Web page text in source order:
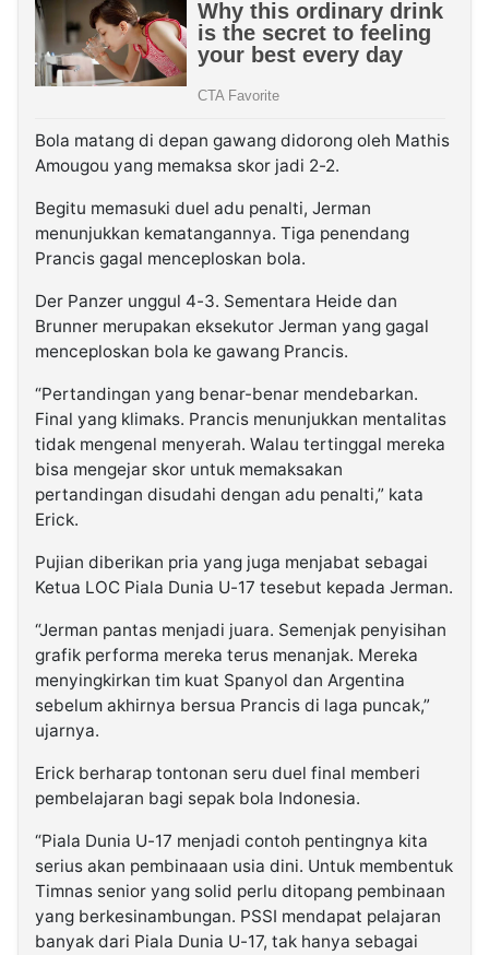
Bola matang di depan gawang didorong oleh Mathis
Amougou yang memaksa skor jadi 2-2.
Begitu memasuki duel adu penalti, Jerman
menunjukkan kematangannya. Tiga penendang
Prancis gagal menceploskan bola.
Der Panzer unggul 4-3. Sementara Heide dan
Brunner merupakan eksekutor Jerman yang gagal
menceploskan bola ke gawang Prancis.
“Pertandingan yang benar-benar mendebarkan.
Final yang klimaks. Prancis menunjukkan mentalitas
tidak mengenal menyerah. Walau tertinggal mereka
bisa mengejar skor untuk memaksakan
pertandingan disudahi dengan adu penalti,” kata
Erick.
Pujian diberikan pria yang juga menjabat sebagai
Ketua LOC Piala Dunia U-17 tesebut kepada Jerman.
“Jerman pantas menjadi juara. Semenjak penyisihan
grafik performa mereka terus menanjak. Mereka
menyingkirkan tim kuat Spanyol dan Argentina
sebelum akhirnya bersua Prancis di laga puncak,”
ujarnya.
Erick berharap tontonan seru duel final memberi
pembelajaran bagi sepak bola Indonesia.
“Piala Dunia U-17 menjadi contoh pentingnya kita
serius akan pembinaaan usia dini. Untuk membentuk
Timnas senior yang solid perlu ditopang pembinaan
yang berkesinambungan. PSSI mendapat pelajaran
banyak dari Piala Dunia U-17, tak hanya sebagai